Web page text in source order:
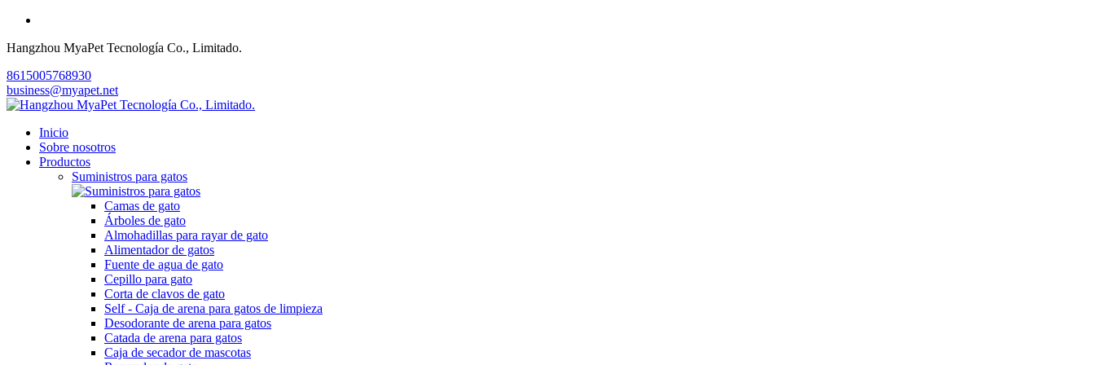
Hangzhou MyaPet Tecnología Co., Limitado.
8615005768930
business@myapet.net
Inicio
Sobre nosotros
Productos
Suministros para gatos
Camas de gato
Árboles de gato
Almohadillas para rayar de gato
Alimentador de gatos
Fuente de agua de gato
Cepillo para gato
Corta de clavos de gato
Self - Caja de arena para gatos de limpieza
Desodorante de arena para gatos
Catada de arena para gatos
Caja de secador de mascotas